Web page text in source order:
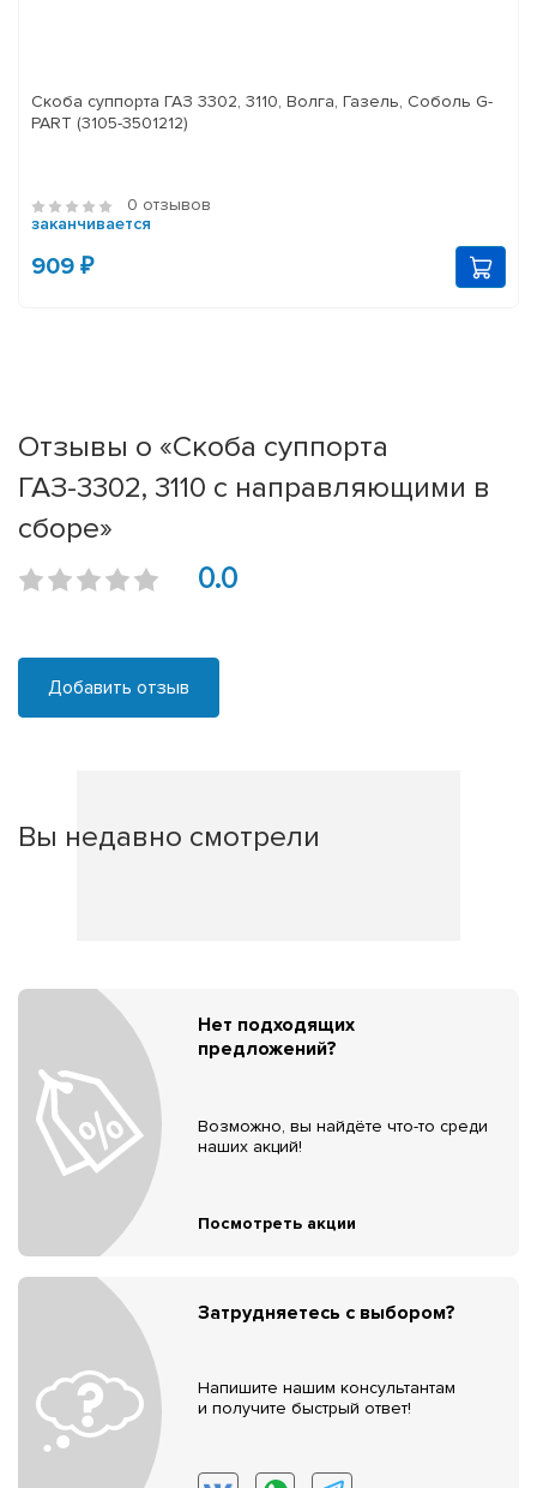
Скоба суппорта ГАЗ 3302, 3110, Волга, Газель, Соболь G-
PART (3105-3501212)
0 отзывов
заканчивается
909 ₽
Отзывы о «Скоба суппорта
ГАЗ-3302, 3110 с направляющими в
сборе»
0.0
Добавить отзыв
Вы недавно смотрели
Нет подходящих
предложений?
Возможно, вы найдёте что-то среди
наших акций!
Посмотреть акции
Затрудняетесь с выбором?
Напишите нашим консультантам
и получите быстрый ответ!